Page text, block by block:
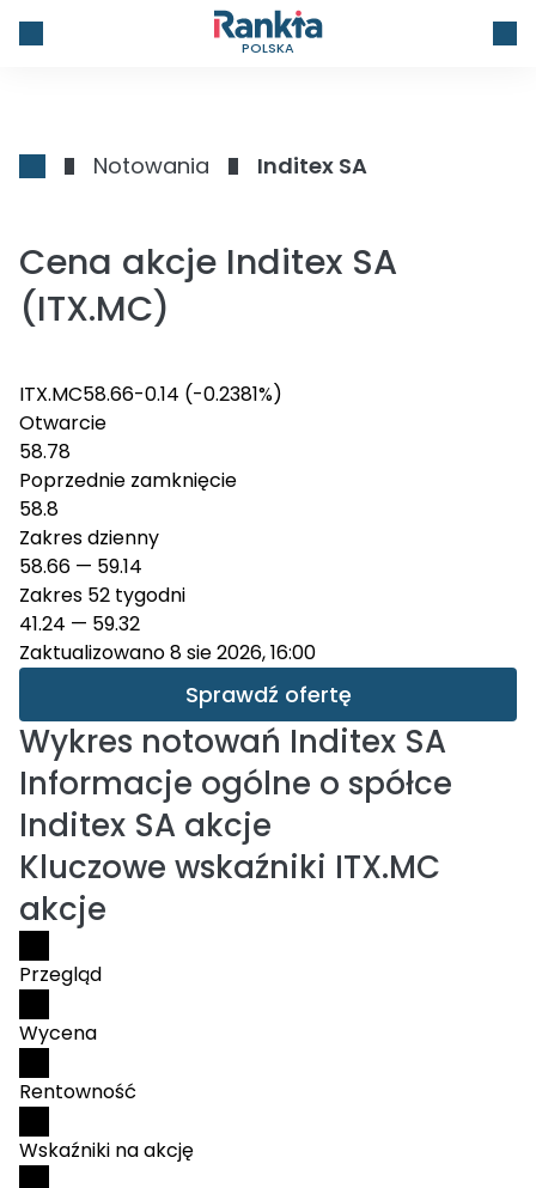
POLSKA
Notowania Inditex SA
Cena akcje Inditex SA
(ITX.MC)
ITX.MC58.66-0.14 (-0.2381%)
Otwarcie
58.78
Poprzednie zamknięcie
58.8
Zakres dzienny
58.66 — 59.14
Zakres 52 tygodni
41.24 — 59.32
Zaktualizowano 8 sie 2026, 16:00
Sprawdź ofertę
Wykres notowań Inditex SA
Informacje ogólne o spółce
Inditex SA akcje
Kluczowe wskaźniki ITX.MC
akcje
Przegląd
Wycena
Rentowność
Wskaźniki na akcję